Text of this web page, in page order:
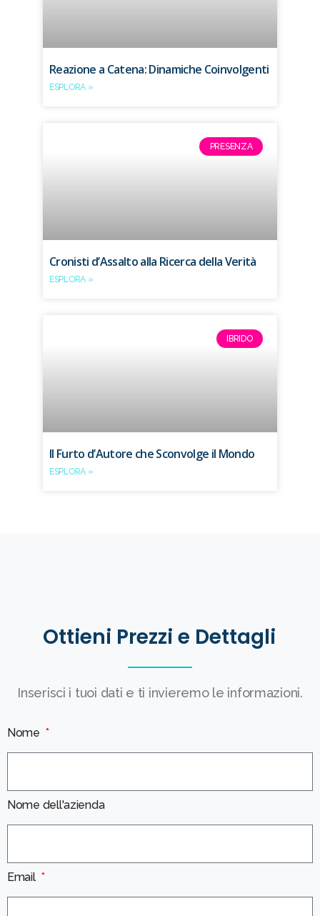
Reazione a Catena: Dinamiche Coinvolgenti
ESPLORA »
PRESENZA
Cronisti d’Assalto alla Ricerca della Verità
ESPLORA »
IBRIDO
Il Furto d’Autore che Sconvolge il Mondo
ESPLORA »
Ottieni Prezzi e Dettagli
Inserisci i tuoi dati e ti invieremo le informazioni.
Nome
Nome dell'azienda
Email